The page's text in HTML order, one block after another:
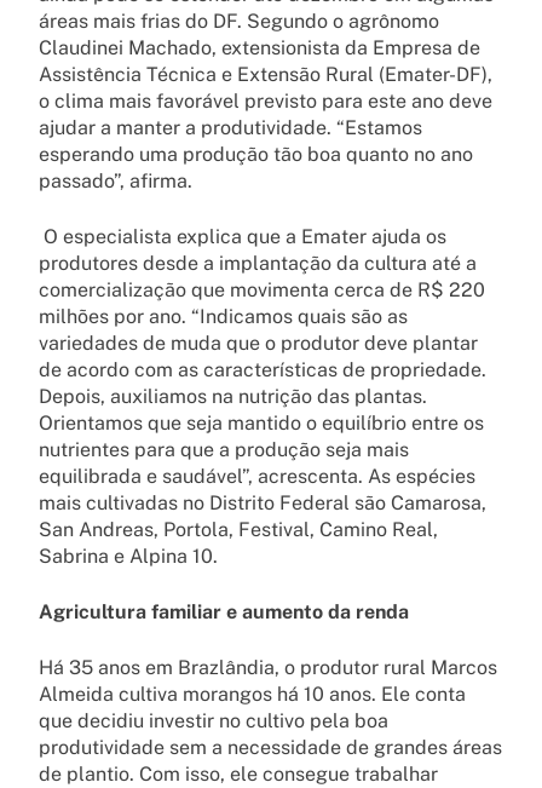
áreas mais frias do DF. Segundo o agrônomo
Claudinei Machado, extensionista da Empresa de
Assistência Técnica e Extensão Rural (Emater-DF),
o clima mais favorável previsto para este ano deve
ajudar a manter a produtividade. “Estamos
esperando uma produção tão boa quanto no ano
passado”, afirma.
O especialista explica que a Emater ajuda os
produtores desde a implantação da cultura até a
comercialização que movimenta cerca de R$ 220
milhões por ano. “Indicamos quais são as
variedades de muda que o produtor deve plantar
de acordo com as características de propriedade.
Depois, auxiliamos na nutrição das plantas.
Orientamos que seja mantido o equilíbrio entre os
nutrientes para que a produção seja mais
equilibrada e saudável”, acrescenta. As espécies
mais cultivadas no Distrito Federal são Camarosa,
San Andreas, Portola, Festival, Camino Real,
Sabrina e Alpina 10.
Agricultura familiar e aumento da renda
Há 35 anos em Brazlândia, o produtor rural Marcos
Almeida cultiva morangos há 10 anos. Ele conta
que decidiu investir no cultivo pela boa
produtividade sem a necessidade de grandes áreas
de plantio. Com isso, ele consegue trabalhar